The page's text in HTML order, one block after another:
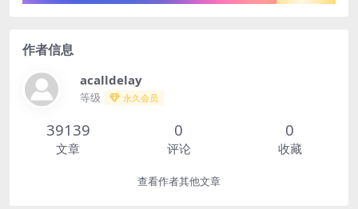
作者信息
acalldelay
等级 永久会员
39139
文章
0
评论
0
收藏
查看作者其他文章